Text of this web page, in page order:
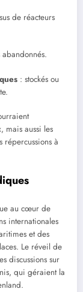
de réacteurs
: stockés ou
mais aussi les
répercussions à
au cœur de
internationales
et des
Le réveil de
discussions sur
qui géraient la